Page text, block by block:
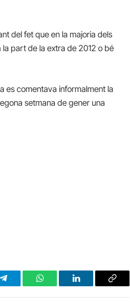
del fet que en la majoria dels
part de la extra de 2012 o bé
es comentava informalment la
setmana de gener una
Telegram WhatsAppLinkedIn Copy